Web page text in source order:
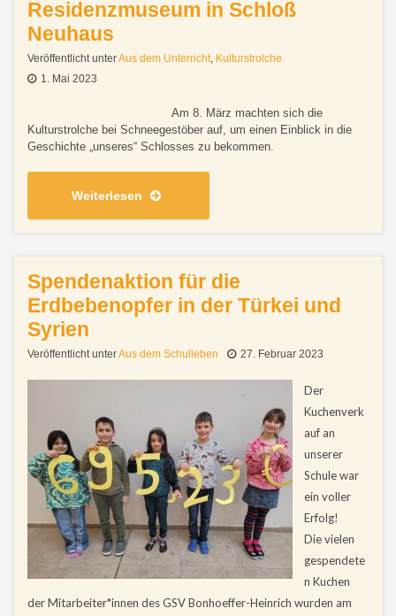
Residenzmuseum in Schloß
Neuhaus
Veröffentlicht unterAus dem Unterricht, Kulturstrolche
1. Mai 2023
Am 8. März machten sich die
Kulturstrolche bei Schneegestöber auf, um einen Einblick in die
Geschichte „unseres“ Schlosses zu bekommen.
Weiterlesen
Spendenaktion für die
Erdbebenopfer in der Türkei und
Syrien
Veröffentlicht unterAus dem Schulleben 27. Februar 2023
Der
Kuchenverk
auf an
unserer
Schule war
ein voller
Erfolg!
Die vielen
gespendete
n Kuchen
der Mitarbeiter*innen des GSV Bonhoeffer-Heinrich wurden am